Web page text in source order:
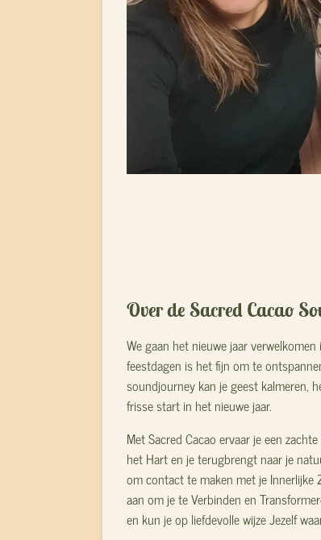
Over de Sacred Cacao
We gaan het nieuwe jaar
feestdagen is het fijn om te
soundjourney kan je geest kalmeren,
frisse start in het nieuwe jaar.
Met Sacred Cacao ervaar je een
het Hart en je terugbrengt naar je
om contact te maken met je Innerlijke
aan om je te Verbinden en
en kun je op liefdevolle wijze Jezelf